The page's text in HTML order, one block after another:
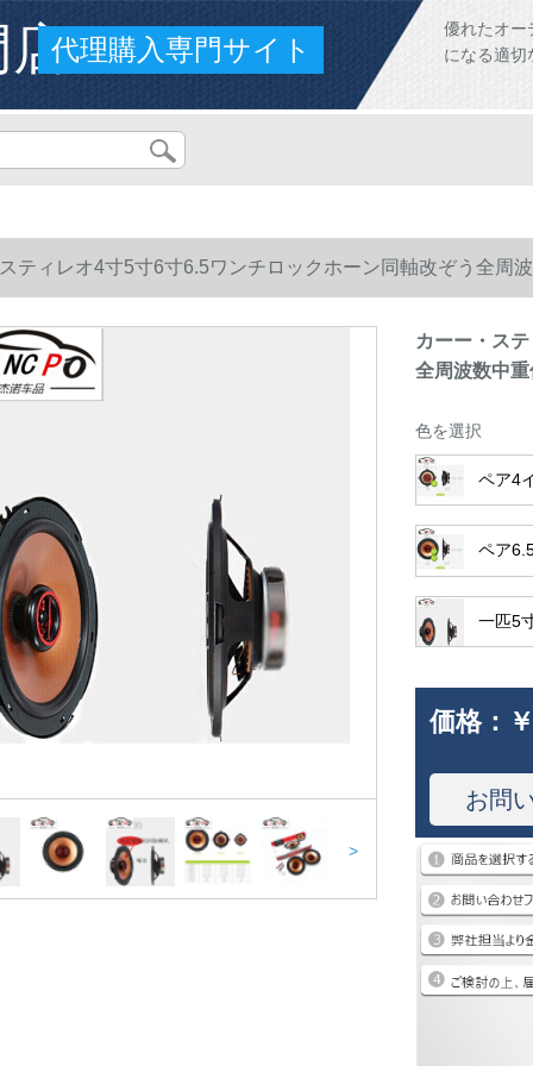
代理購入専門サイト
優れたオー
になる適切
ティレオ4寸5寸6寸6.5ワンチロックホーン同軸改ぞう全周
>
カーー・ス
全周波数中
色を選択
ペア4
ペア
一匹5
価格：
お問